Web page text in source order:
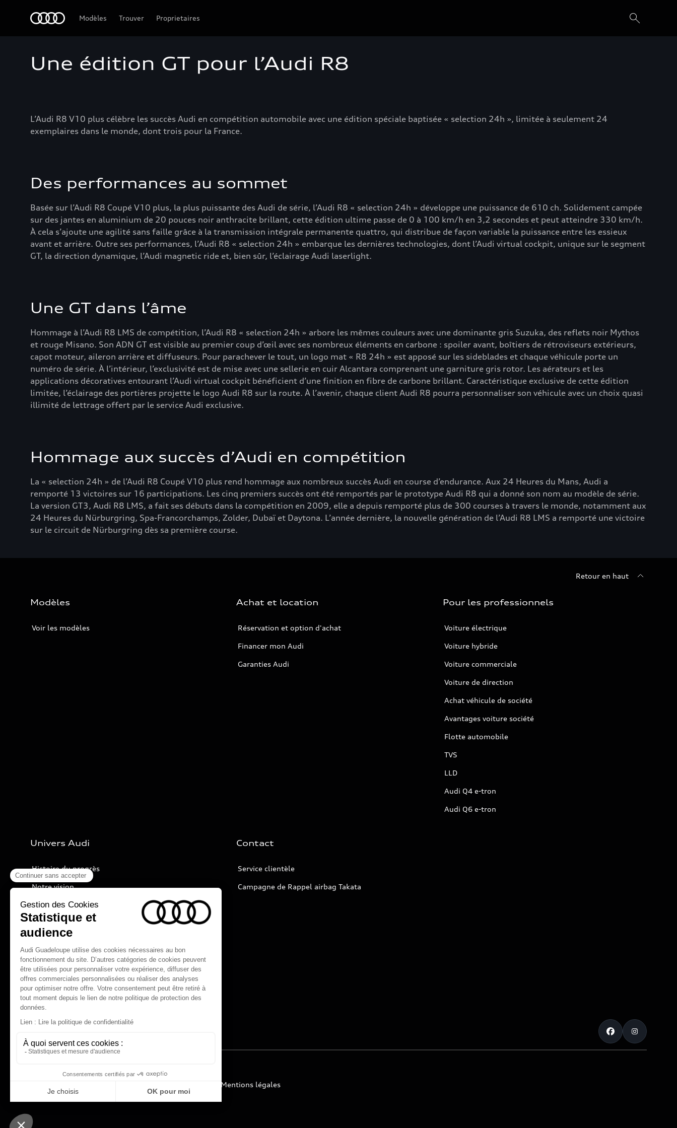
Modèles Trouver Proprietaires
Une édition GT pour l’Audi R8
L’Audi R8 V10 plus célèbre les succès Audi en compétition automobile avec une édition spéciale baptisée « selection 24h », limitée à seulement 24
exemplaires dans le monde, dont trois pour la France.
Des performances au sommet
Basée sur l’Audi R8 Coupé V10 plus, la plus puissante des Audi de série, l’Audi R8 « selection 24h » développe une puissance de 610 ch. Solidement campée
sur des jantes en aluminium de 20 pouces noir anthracite brillant, cette édition ultime passe de 0 à 100 km/h en 3,2 secondes et peut atteindre 330 km/h.
À cela s’ajoute une agilité sans faille grâce à la transmission intégrale permanente quattro, qui distribue de façon variable la puissance entre les essieux
avant et arrière. Outre ses performances, l’Audi R8 « selection 24h » embarque les dernières technologies, dont l’Audi virtual cockpit, unique sur le segment
GT, la direction dynamique, l’Audi magnetic ride et, bien sûr, l’éclairage Audi laserlight.
Une GT dans l’âme
Hommage à l’Audi R8 LMS de compétition, l’Audi R8 « selection 24h » arbore les mêmes couleurs avec une dominante gris Suzuka, des reflets noir Mythos
et rouge Misano. Son ADN GT est visible au premier coup d’œil avec ses nombreux éléments en carbone : spoiler avant, boîtiers de rétroviseurs extérieurs,
capot moteur, aileron arrière et diffuseurs. Pour parachever le tout, un logo mat « R8 24h » est apposé sur les sideblades et chaque véhicule porte un
numéro de série. À l’intérieur, l’exclusivité est de mise avec une sellerie en cuir Alcantara comprenant une garniture gris rotor. Les aérateurs et les
applications décoratives entourant l’Audi virtual cockpit bénéficient d’une finition en fibre de carbone brillant. Caractéristique exclusive de cette édition
limitée, l’éclairage des portières projette le logo Audi R8 sur la route. À l’avenir, chaque client Audi R8 pourra personnaliser son véhicule avec un choix quasi
illimité de lettrage offert par le service Audi exclusive.
Hommage aux succès d’Audi en compétition
La « selection 24h » de l’Audi R8 Coupé V10 plus rend hommage aux nombreux succès Audi en course d’endurance. Aux 24 Heures du Mans, Audi a
remporté 13 victoires sur 16 participations. Les cinq premiers succès ont été remportés par le prototype Audi R8 qui a donné son nom au modèle de série.
La version GT3, Audi R8 LMS, a fait ses débuts dans la compétition en 2009, elle a depuis remporté plus de 300 courses à travers le monde, notamment aux
24 Heures du Nürburgring, Spa-Francorchamps, Zolder, Dubaï et Daytona. L’année dernière, la nouvelle génération de l’Audi R8 LMS a remporté une victoire
sur le circuit de Nürburgring dès sa première course.
Retour en haut
Modèles
Voir les modèles
Achat et location
Réservation et option d'achat
Financer mon Audi
Garanties Audi
Pour les professionnels
Voiture électrique
Voiture hybride
Voiture commerciale
Voiture de direction
Achat véhicule de société
Avantages voiture société
Flotte automobile
TVS
LLD
Audi Q4 e-tron
Audi Q6 e-tron
Univers Audi
Histoire du progrès
Notre vision
Audi Sport
Nos technologies
Programme culturel Audi talents
Espace actualités Audi
Contact
Service clientèle
Campagne de Rappel airbag Takata
Mentions légales